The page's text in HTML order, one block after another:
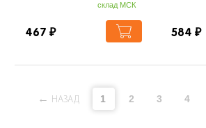
склад МСК
467 ₽ 584 ₽
НАЗАД 1 2 3 4